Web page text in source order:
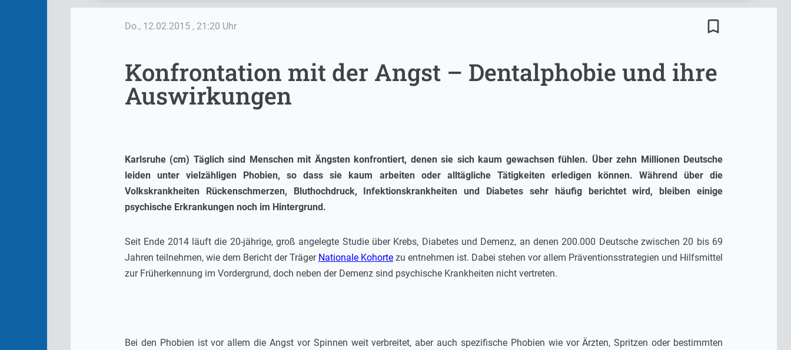
Do., 12.02.2015 , 21:20 Uhr bookmark_border
Konfrontation mit der Angst – Dentalphobie und ihre
Auswirkungen
Karlsruhe (cm) Täglich sind Menschen mit Ängsten konfrontiert, denen sie sich kaum gewachsen fühlen. Über zehn Millionen Deutsche
leiden unter vielzähligen Phobien, so dass sie kaum arbeiten oder alltägliche Tätigkeiten erledigen können. Während über die
Volkskrankheiten Rückenschmerzen, Bluthochdruck, Infektionskrankheiten und Diabetes sehr häufig berichtet wird, bleiben einige
psychische Erkrankungen noch im Hintergrund.
Seit Ende 2014 läuft die 20-jährige, groß angelegte Studie über Krebs, Diabetes und Demenz, an denen 200.000 Deutsche zwischen 20 bis 69
Jahren teilnehmen, wie dem Bericht der Träger Nationale Kohorte zu entnehmen ist. Dabei stehen vor allem Präventionsstrategien und Hilfsmittel
zur Früherkennung im Vordergrund, doch neben der Demenz sind psychische Krankheiten nicht vertreten.
Bei den Phobien ist vor allem die Angst vor Spinnen weit verbreitet, aber auch spezifische Phobien wie vor Ärzten, Spritzen oder bestimmten